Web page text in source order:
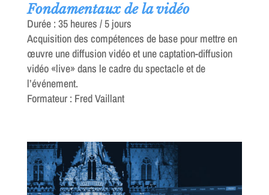
Fondamentaux de la vidéo
Durée : 35 heures / 5 jours
Acquisition des compétences de base pour mettre en
œuvre une diffusion vidéo et une captation-diffusion
vidéo «live» dans le cadre du spectacle et de
l’événement.
Formateur : Fred Vaillant